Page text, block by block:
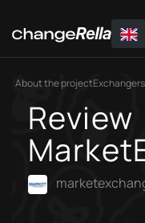
About the projectExchangers
Review